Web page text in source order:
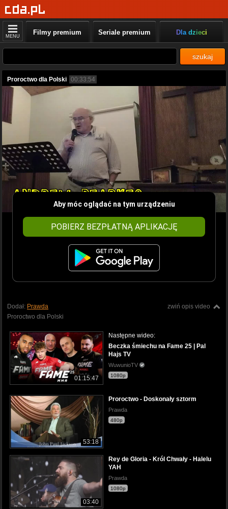
MENU Filmy premium Seriale premium Dla dzieci
szukaj
Proroctwo dla Polski 00:33:54
Aby móc oglądać na tym urządzeniu
POBIERZ BEZPŁATNĄ APLIKACJĘ
zwiń opis video
Dodał: Prawda
Proroctwo dla Polski
01:15:47
Następne wideo:
Beczka śmiechu na Fame 25 | Pal
Hajs TV
WuwunioTV
1080p
53:18
Proroctwo - Doskonały sztorm
Prawda
480p
03:40
Rey de Gloria - Król Chwały - Halelu
YAH
Prawda
1080p